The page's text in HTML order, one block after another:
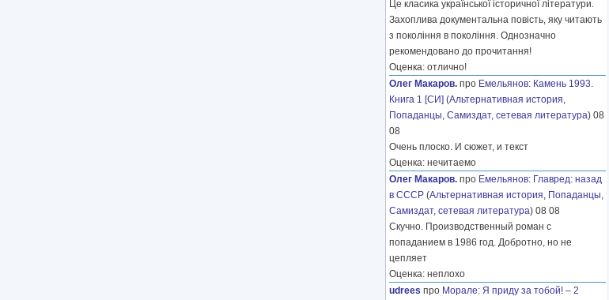
Це класика української історичної літератури.
Захоплива документальна повість, яку читають
з покоління в покоління. Однозначно
рекомендовано до прочитання!
Оценка: отлично!
Олег Макаров. про Емельянов: Камень 1993.
Книга 1 [СИ] (Альтернативная история,
Попаданцы, Самиздат, сетевая литература) 08
08
Очень плоско. И сюжет, и текст
Оценка: нечитаемо
Олег Макаров. про Емельянов: Главред: назад
в СССР (Альтернативная история, Попаданцы,
Самиздат, сетевая литература) 08 08
Скучно. Производственный роман с
попаданием в 1986 год. Добротно, но не
цепляет
Оценка: неплохо
udrees про Морале: Я приду за тобой! – 2